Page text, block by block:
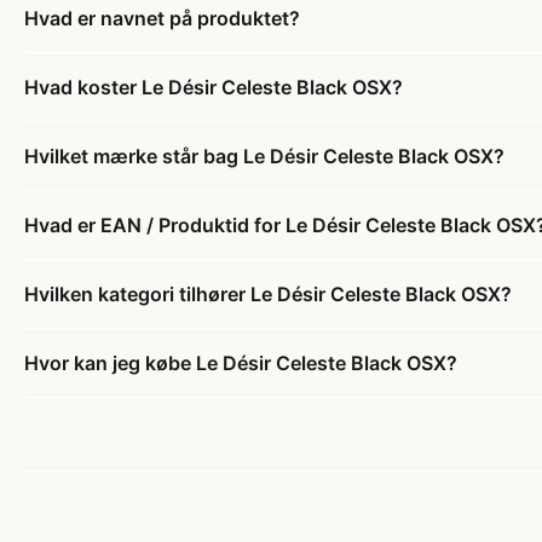
Hvad er navnet på produktet?
Hvad koster Le Désir Celeste Black OSX?
Hvilket mærke står bag Le Désir Celeste Black OSX?
Hvad er EAN / Produktid for Le Désir Celeste Black
Hvilken kategori tilhører Le Désir Celeste Black OSX?
Hvor kan jeg købe Le Désir Celeste Black OSX?